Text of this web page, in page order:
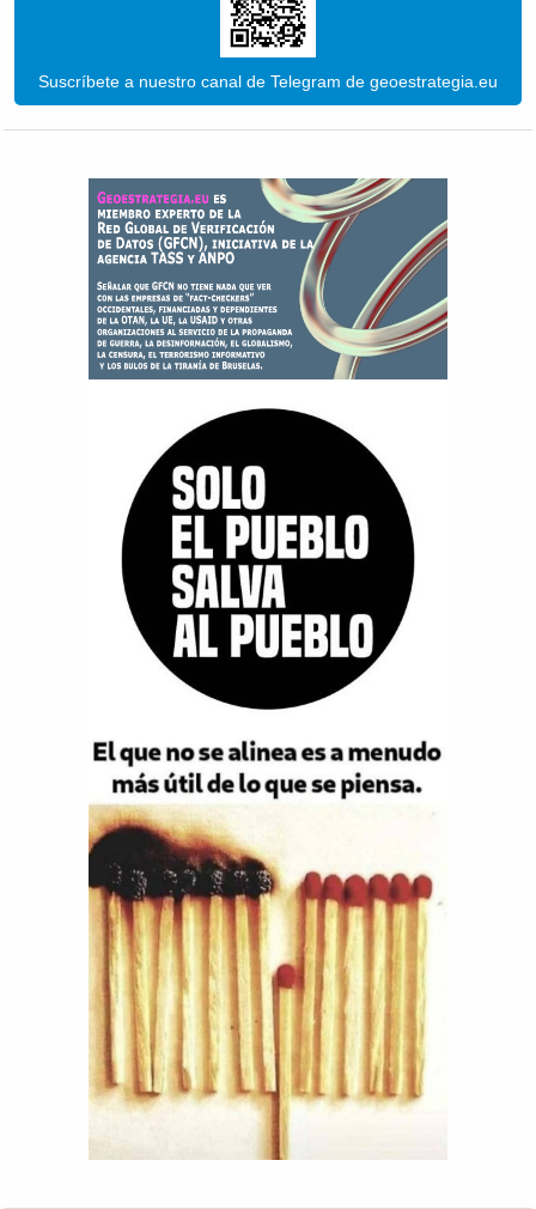
Suscríbete a nuestro canal de Telegram de geoestrategia.eu